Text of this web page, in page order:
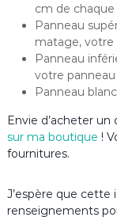
cm de
Panneau
matage, votre
Panneau
votre panneau
Panneau
Envie d’acheter un
sur ma boutique !
fournitures.
J’espère que cette
renseignements